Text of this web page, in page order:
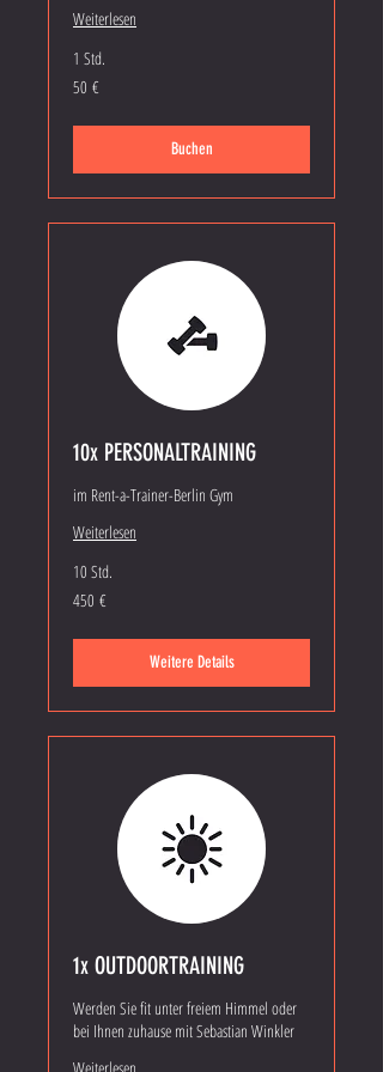
Weiterlesen
1 Std.
50
Euro
50 €
Buchen
10x PERSONALTRAINING
im Rent-a-Trainer-Berlin Gym
Weiterlesen
10 Std.
450
Euro
450 €
Weitere Details
1x OUTDOORTRAINING
Werden Sie fit unter freiem Himmel oder
bei Ihnen zuhause mit Sebastian Winkler